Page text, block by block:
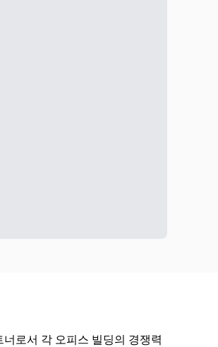
로서 각 오피스 빌딩의 경쟁력